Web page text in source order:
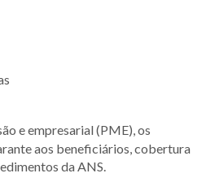
e empresarial (PME), os
aos beneficiários, cobertura
da ANS.